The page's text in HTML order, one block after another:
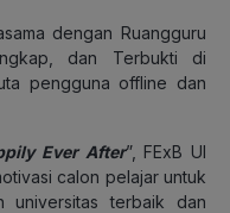
dengan Ruangguru
dan Terbukti di
pengguna offline dan
Ever After”, FExB UI
calon pelajar untuk
universitas terbaik dan